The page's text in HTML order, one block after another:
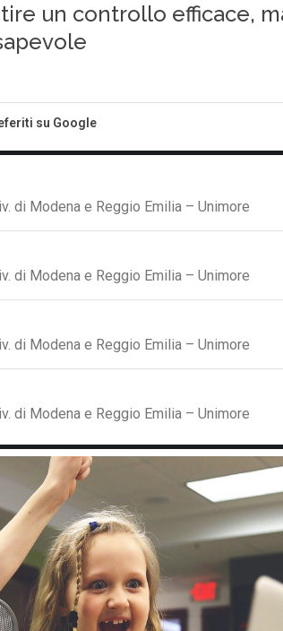
un controllo efficace,
su Google
di Modena e Reggio Emilia – Unimore
di Modena e Reggio Emilia – Unimore
di Modena e Reggio Emilia – Unimore
di Modena e Reggio Emilia – Unimore